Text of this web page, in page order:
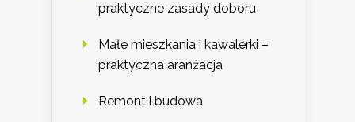
praktyczne zasady doboru
Małe mieszkania i kawalerki –
praktyczna aranżacja
Remont i budowa